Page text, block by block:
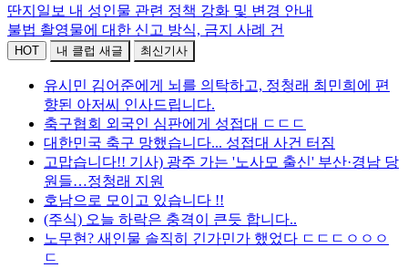
딴지일보 내 성인물 관련 정책 강화 및 변경 안내
불법 촬영물에 대한 신고 방식, 금지 사례 건
HOT 내 클럽 새글 최신기사
유시민 김어준에게 뇌를 의탁하고, 정청래 최민희에 편
향된 아저씨 인사드립니다.
축구협회 외국인 심판에게 성접대 ㄷㄷㄷ
대한민국 축구 망했습니다... 성접대 사건 터짐
고맙습니다!! 기사) 광주 가는 '노사모 출신' 부산·경남 당
원들…정청래 지원
호남으로 모이고 있습니다 !!
(주식) 오늘 하락은 충격이 큰듯 합니다..
노무현? 새인물 솔직히 긴가민가 했었다 ㄷㄷㄷㅇㅇㅇ
ㄷ